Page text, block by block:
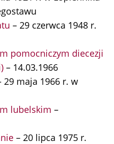
– 29 czerwca 1948 r.
pomocniczym diecezji
– 14.03.1966
29 maja 1966 r. w
lubelskim –
– 20 lipca 1975 r.